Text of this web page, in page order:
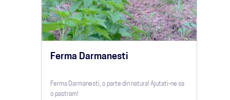
Ferma Darmanesti
Ferma Darmanesti, o parte din natura! Ajutati-ne sa
o pastram!